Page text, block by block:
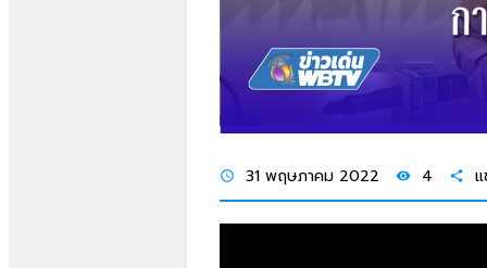
schedule 31 พฤษภาคม 2022 visibility 4 share